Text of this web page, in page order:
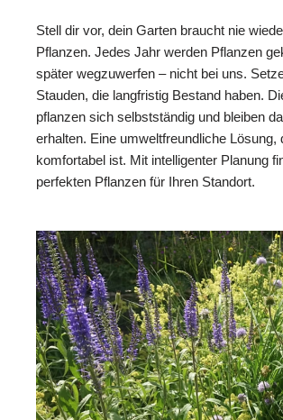
Stell dir vor, dein Garten braucht nie
Pflanzen. Jedes Jahr werden Pflanzen
später wegzuwerfen – nicht bei uns.
Stauden, die langfristig Bestand haben.
pflanzen sich selbstständig und bleiben
erhalten. Eine umweltfreundliche Lösung,
komfortabel ist. Mit intelligenter Planung
perfekten Pflanzen für Ihren Standort.